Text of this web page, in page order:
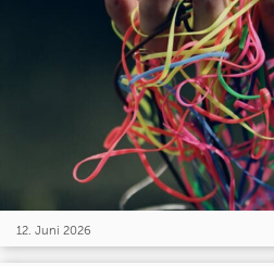
12. Juni 2026